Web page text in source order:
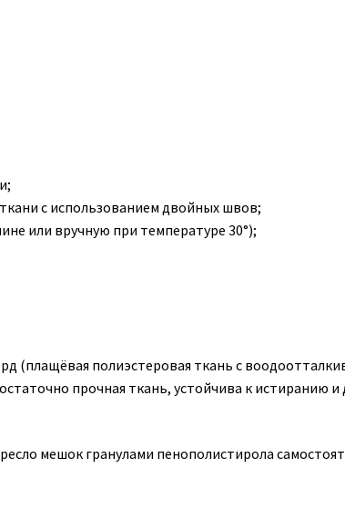
с использованием двойных швов;
или вручную при температуре 30°);
(плащёвая полиэстеровая ткань с
прочная ткань, устойчива к истиранию и
мешок гранулами пенополистирола